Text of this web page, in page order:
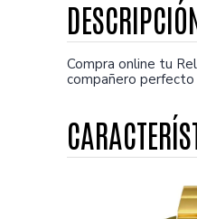
Compra online tu
compañero perfecto